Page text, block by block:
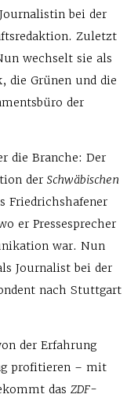
bei der
Zuletzt
wechselt sie als
die Grünen und die
der
die Branche: Der
der Schwäbischen
Friedrichshafener
er Pressesprecher
war. Nun
Journalist bei der
nach Stuttgart
der Erfahrung
profitieren – mit
das ZDF-